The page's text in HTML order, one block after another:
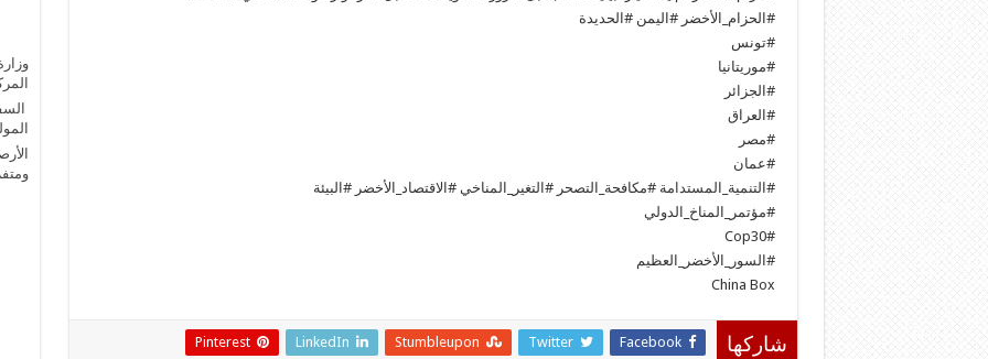
#الحزام_الأخضر #اليمن #الحديدة
#تونس
#موريتانيا
#الجزائر
#العراق
#مصر
#عمان
#التنمية_المستدامة #مكافحة_التصحر #التغير_المناخي #الاقتصاد_الأخضر #البيئة
#مؤتمر_المناخ_الدولي
#Cop30
#السور_الأخضر_العظيم
China Box
شاركها Facebook
Twitter
Stumbleupon
LinkedIn
Pinterest